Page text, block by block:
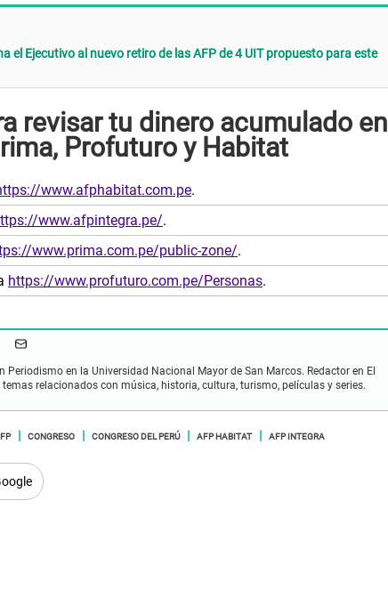
el Ejecutivo al nuevo retiro de las AFP de 4 UIT propuesto para este
revisar tu dinero acumulado en
Profuturo y Habitat
www.afphabitat.com.pe.
www.afpintegra.pe/.
www.prima.com.pe/public-zone/.
https://www.profuturo.com.pe/Personas.
Periodismo en la Universidad Nacional Mayor de San Marcos. Redactor en El
temas relacionados con música, historia, cultura, turismo, películas y series.
CONGRESO CONGRESO DEL PERÚ AFP HABITAT AFP INTEGRA